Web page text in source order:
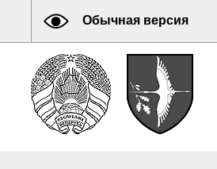
Обычная версия